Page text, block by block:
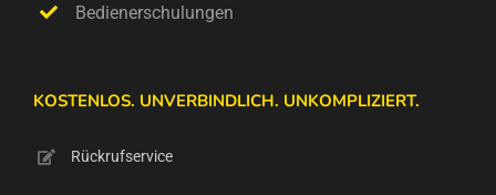
Bedienerschulungen
KOSTENLOS. UNVERBINDLICH. UNKOMPLIZIERT.
Rückrufservice